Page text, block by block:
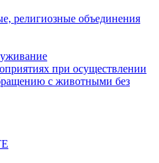
религиозные объединения
при осуществлении
с животными без